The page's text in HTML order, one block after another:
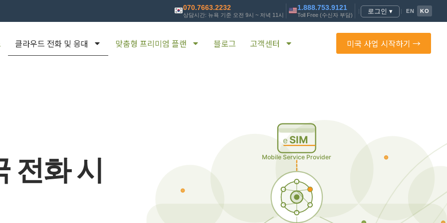
070.7663.2232
상담시간: 뉴욕 기준 오전 9시 ~ 저녁 11시
1.888.753.9121
Toll Free (수신자 부담)
| 로그인 ▾ | EN KO
클라우드 전화 및 응대 맞춤형 프리미엄 플랜 블로그 고객센터 미국 사업 시작하기 →
전화 시